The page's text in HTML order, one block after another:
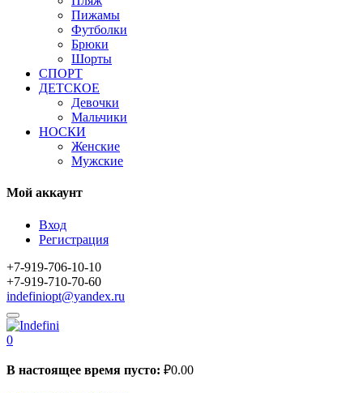
Пижамы
Футболки
Брюки
Шорты
СПОРТ
ДЕТСКОЕ
Девочки
Мальчики
НОСКИ
Женские
Мужские
Мой аккаунт
Вход
Регистрация
+7-919-706-10-10
+7-919-710-70-60
indefiniopt@yandex.ru
0
В настоящее время пусто: ₽0.00